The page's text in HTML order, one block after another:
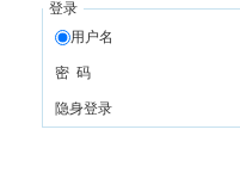
登录
用户名
密 码
隐身登录